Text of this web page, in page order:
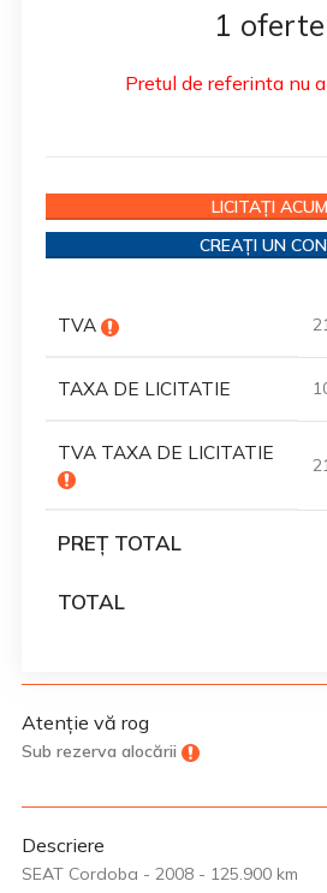
1 oferte
Pretul de referinta nu
LICITAȚI ACUM
CREAȚI UN
TVA
TAXA DE LICITATIE
TVA TAXA DE LICITATIE
PREȚ TOTAL
TOTAL
Atenție vă rog
Sub rezerva alocării
Descriere
SEAT Cordoba - 2008 - 125.900 km